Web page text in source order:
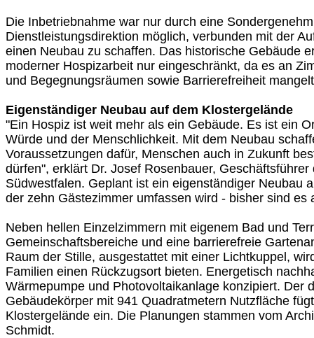
Die Inbetriebnahme war nur durch eine
Dienstleistungsdirektion möglich, verbunden mit der
einen Neubau zu schaffen. Das historische Gebäude
moderner Hospizarbeit nur eingeschränkt, da es an
und Begegnungsräumen sowie Barrierefreiheit
Eigenständiger Neubau auf dem Klostergelände
"Ein Hospiz ist weit mehr als ein Gebäude. Es ist ein
Würde und der Menschlichkeit. Mit dem Neubau
Voraussetzungen dafür, Menschen auch in Zukunft
dürfen", erklärt Dr. Josef Rosenbauer, Geschäftsführer
Südwestfalen. Geplant ist ein eigenständiger Neubau
der zehn Gästezimmer umfassen wird - bisher sind es
Neben hellen Einzelzimmern mit eigenem Bad und
Gemeinschaftsbereiche und eine barrierefreie
Raum der Stille, ausgestattet mit einer Lichtkuppel,
Familien einen Rückzugsort bieten. Energetisch
Wärmepumpe und Photovoltaikanlage konzipiert. Der
Gebäudekörper mit 941 Quadratmetern Nutzfläche
Klostergelände ein. Die Planungen stammen vom
Schmidt.